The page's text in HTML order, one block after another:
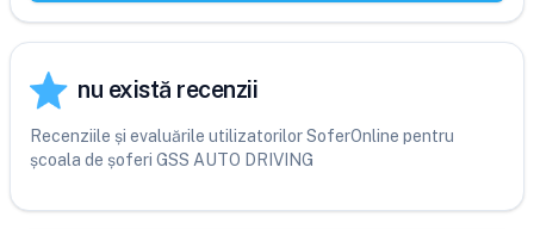
nu există recenzii
Recenziile și evaluările utilizatorilor SoferOnline pentru
școala de șoferi GSS AUTO DRIVING